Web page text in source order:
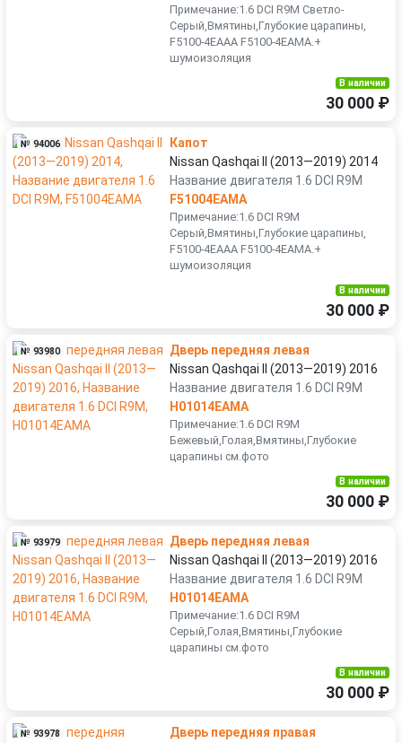
Примечание:1.6 DCI R9M Светло-
Серый,Вмятины,Глубокие царапины,
F5100-4EAAA F5100-4EAMA.+
шумоизоляция
В наличии
30 000 ₽
№ 94006
Капот
Nissan Qashqai II (2013—2019) 2014
Название двигателя 1.6 DCI R9M
F51004EAMA
Примечание:1.6 DCI R9M
Серый,Вмятины,Глубокие царапины,
F5100-4EAAA F5100-4EAMA.+
шумоизоляция
В наличии
30 000 ₽
№ 93980
Дверь передняя левая
Nissan Qashqai II (2013—2019) 2016
Название двигателя 1.6 DCI R9M
H01014EAMA
Примечание:1.6 DCI R9M
Бежевый,Голая,Вмятины,Глубокие
царапины см.фото
В наличии
30 000 ₽
№ 93979
Дверь передняя левая
Nissan Qashqai II (2013—2019) 2016
Название двигателя 1.6 DCI R9M
H01014EAMA
Примечание:1.6 DCI R9M
Серый,Голая,Вмятины,Глубокие
царапины см.фото
В наличии
30 000 ₽
№ 93978
Дверь передняя правая